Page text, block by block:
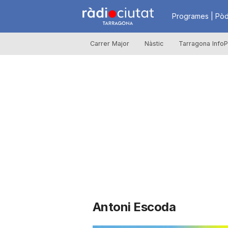
R
à
i
Programes |
Carrer Major Nàstic Tarragona
Antoni Escoda